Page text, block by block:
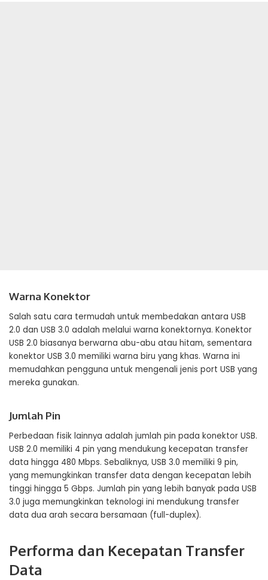
Warna Konektor
Salah satu cara termudah untuk membedakan antara USB
2.0 dan USB 3.0 adalah melalui warna konektornya. Konektor
USB 2.0 biasanya berwarna abu-abu atau hitam, sementara
konektor USB 3.0 memiliki warna biru yang khas. Warna ini
memudahkan pengguna untuk mengenali jenis port USB yang
mereka gunakan.
Jumlah Pin
Perbedaan fisik lainnya adalah jumlah pin pada konektor USB.
USB 2.0 memiliki 4 pin yang mendukung kecepatan transfer
data hingga 480 Mbps. Sebaliknya, USB 3.0 memiliki 9 pin,
yang memungkinkan transfer data dengan kecepatan lebih
tinggi hingga 5 Gbps. Jumlah pin yang lebih banyak pada USB
3.0 juga memungkinkan teknologi ini mendukung transfer
data dua arah secara bersamaan (full-duplex).
Performa dan Kecepatan Transfer
Data